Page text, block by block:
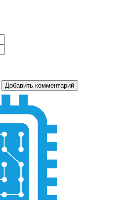
Добавить комментарий